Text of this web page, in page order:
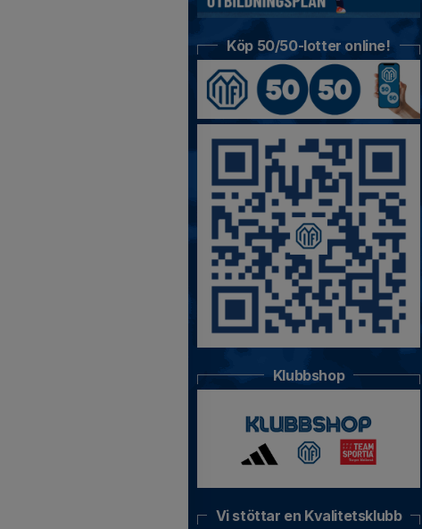
Köp 50/50-lotter online!
Klubbshop
Vi stöttar en Kvalitetsklubb